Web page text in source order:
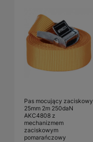
Pas mocujący zaciskowy
25mm 2m 250daN
AKC4808 z
mechanizmem
zaciskowym
pomarańczowy